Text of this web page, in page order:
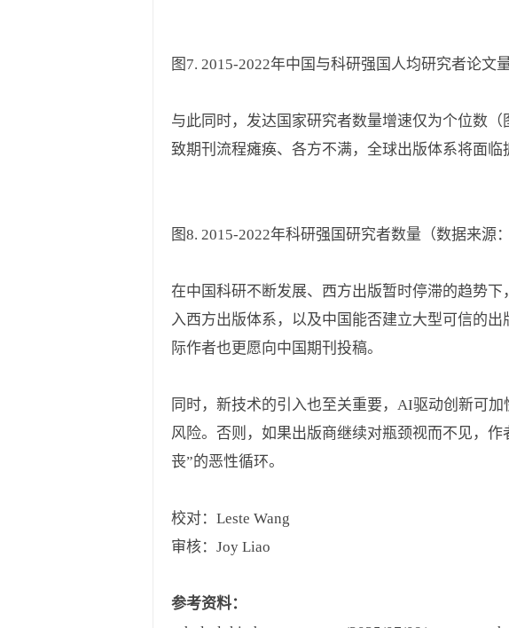
图7. 2015-2022年中国与科研强国人均研究者论文
与此同时，发达国家研究者数量增速仅为个位数
致期刊流程瘫痪、各方不满，全球出版体系将面临
图8. 2015-2022年科研强国研究者数量（数据来源
在中国科研不断发展、西方出版暂时停滞的趋势
入西方出版体系，以及中国能否建立大型可信的
际作者也更愿向中国期刊投稿。
同时，新技术的引入也至关重要，AI驱动创新可
风险。否则，如果出版商继续对瓶颈视而不见，
丧”的恶性循环。
校对：Leste Wang
审核：Joy Liao
参考资料：